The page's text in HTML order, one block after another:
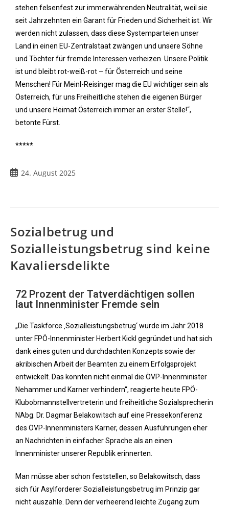
stehen felsenfest zur immerwährenden Neutralität, weil sie
seit Jahrzehnten ein Garant für Frieden und Sicherheit ist. Wir
werden nicht zulassen, dass diese Systemparteien unser
Land in einen EU-Zentralstaat zwängen und unsere Söhne
und Töchter für fremde Interessen verheizen. Unsere Politik
ist und bleibt rot-weiß-rot – für Österreich und seine
Menschen! Für Meinl-Reisinger mag die EU wichtiger sein als
Österreich, für uns Freiheitliche stehen die eigenen Bürger
und unsere Heimat Österreich immer an erster Stelle!“,
betonte Fürst.
*****
24. August 2025
Sozialbetrug und
Sozialleistungsbetrug sind keine
Kavaliersdelikte
72 Prozent der Tatverdächtigen sollen
laut Innenminister Fremde sein
„Die Taskforce ‚Sozialleistungsbetrug‘ wurde im Jahr 2018
unter FPÖ-Innenminister Herbert Kickl gegründet und hat sich
dank eines guten und durchdachten Konzepts sowie der
akribischen Arbeit der Beamten zu einem Erfolgsprojekt
entwickelt. Das konnten nicht einmal die ÖVP-Innenminister
Nehammer und Karner verhindern“, reagierte heute FPÖ-
Klubobmannstellvertreterin und freiheitliche Sozialsprecherin
NAbg. Dr. Dagmar Belakowitsch auf eine Pressekonferenz
des ÖVP-Innenministers Karner, dessen Ausführungen eher
an Nachrichten in einfacher Sprache als an einen
Innenminister unserer Republik erinnerten.
Man müsse aber schon feststellen, so Belakowitsch, dass
sich für Asylforderer Sozialleistungsbetrug im Prinzip gar
nicht auszahle. Denn der verheerend leichte Zugang zum